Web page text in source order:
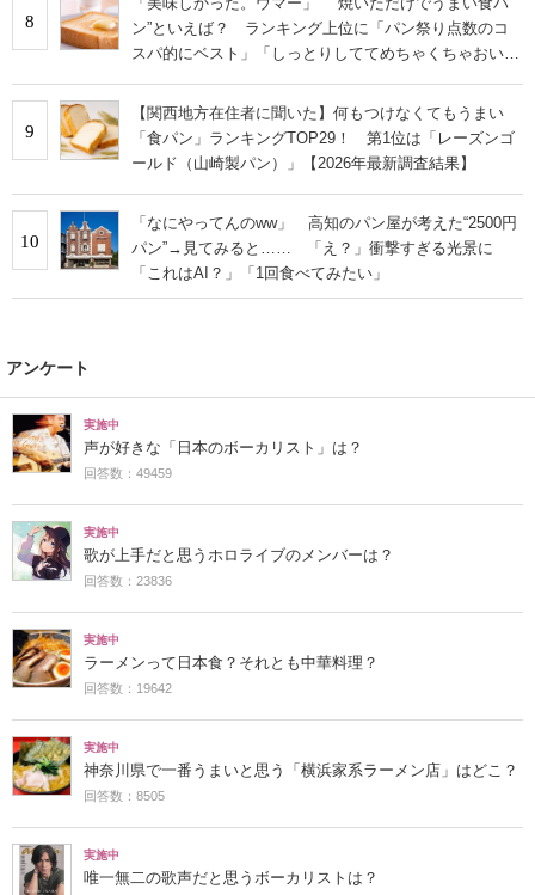
8
ン”といえば？ ランキング上位に「パン祭り点数のコ
スパ的にベスト」「しっとりしててめちゃくちゃおいし
9
【関西地方在住者に聞いた】何もつけなくてもうまい
「食パン」ランキングTOP29！ 第1位は「レーズンゴ
ールド（山崎製パン）」【2026年最新調査結果】
10
「なにやってんのww」 高知のパン屋が考えた“2500円
パン”→見てみると…… 「え？」衝撃すぎる光景に
「これはAI？」「1回食べてみたい」
アンケート
実施中
声が好きな「日本のボーカリスト」は？
回答数：49459
実施中
歌が上手だと思うホロライブのメンバーは？
回答数：23836
実施中
ラーメンって日本食？それとも中華料理？
回答数：19642
実施中
神奈川県で一番うまいと思う「横浜家系ラーメン店」はどこ？
回答数：8505
実施中
唯一無二の歌声だと思うボーカリストは？